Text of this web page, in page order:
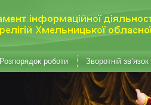
Розпорядок роботи Зворотній зв’язок